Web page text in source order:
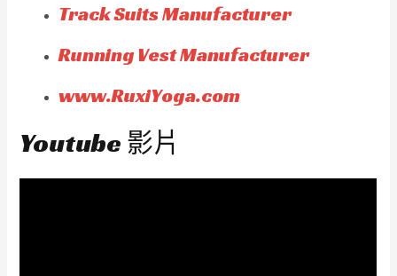
Track Suits Manufacturer
Running Vest Manufacturer
www.RuxiYoga.com
Youtube 影片